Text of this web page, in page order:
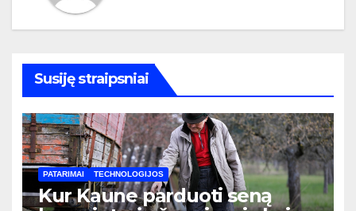
Susiję straipsniai
PATARIMAI TECHNOLOGIJOS
Kur Kaune parduoti seną